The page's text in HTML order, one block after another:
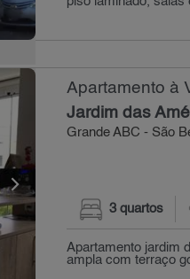
Apartamento à
Jardim das
Grande ABC - São
3 quartos
Apartamento jardim
ampla com terraço